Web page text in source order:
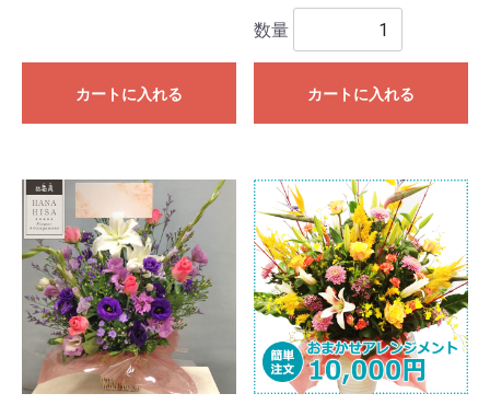
カートに入れる
数量
カートに入れる